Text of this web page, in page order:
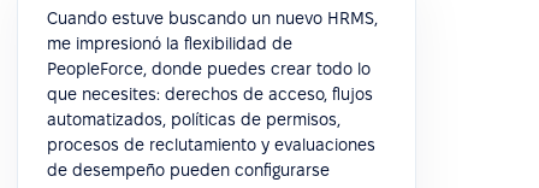
Cuando estuve buscando un nuevo HRMS,
me impresionó la flexibilidad de
PeopleForce, donde puedes crear todo lo
que necesites: derechos de acceso, flujos
automatizados, políticas de permisos,
procesos de reclutamiento y evaluaciones
de desempeño pueden configurarse